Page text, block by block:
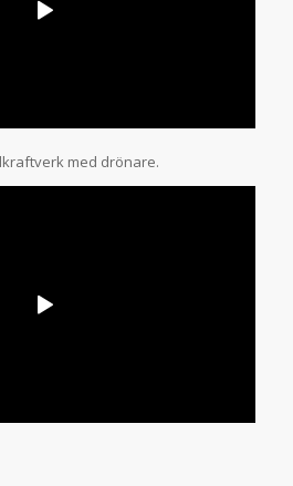
med drönare.